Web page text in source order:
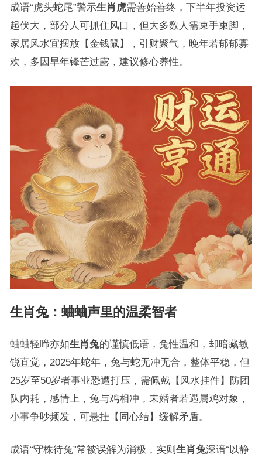
成语“虎头蛇尾”警示生肖虎需善始善终，下半年投资运
起伏大，部分人可抓住风口，但大多数人需束手束脚，
家居风水宜摆放【金钱鼠】，引财聚气，晚年若郁郁寡
欢，多因早年锋芒过露，建议修心养性。
生肖兔：蛐蛐声里的温柔智者
蛐蛐轻啼亦如生肖兔的谨慎低语，兔性温和，却暗藏敏
锐直觉，2025年蛇年，兔与蛇无冲无合，整体平稳，但
25岁至50岁者事业恐遭打压，需佩戴【风水挂件】防团
队内耗，感情上，兔与鸡相冲，未婚者若遇属鸡对象，
小事争吵频发，可悬挂【同心结】缓解矛盾。
成语“守株待兔”常被误解为消极，实则 生肖兔深谙“以静